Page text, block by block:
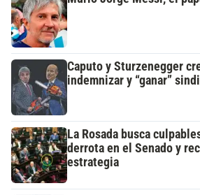
Caputo y Sturzenegger
indemnizar y “ganar”
La Rosada busca
derrota en el Senado y
estrategia